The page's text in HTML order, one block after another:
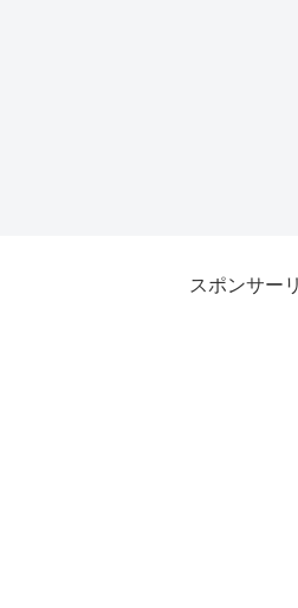
スポンサー